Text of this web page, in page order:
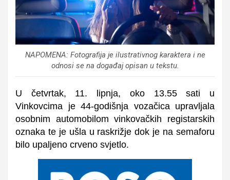
NAPOMENA: Fotografija je ilustrativnog karaktera i ne
odnosi se na događaj opisan u tekstu.
U četvrtak, 11. lipnja, oko 13.55 sati u
Vinkovcima je 44-godišnja vozačica upravljala
osobnim automobilom vinkovačkih registarskih
oznaka te je ušla u raskrižje dok je na semaforu
bilo upaljeno crveno svjetlo.